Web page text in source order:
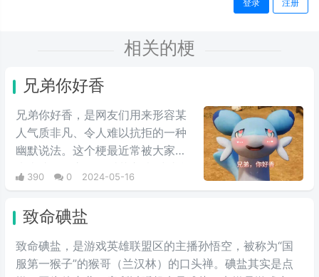
登录 注册
相关的梗
兄弟你好香
兄弟你好香，是网友们用来形容某
人气质非凡、令人难以抗拒的一种
幽默说法。这个梗最近常被大家用
情互动的表情包，此时这个梗已经
初具雏形。而后来随着chikawa的
流行，有网友开始给chikawa配上
390 0 2024-05-16
致命碘盐
致命碘盐，是游戏英雄联盟区的主播孙悟空，被称为“国
服第一猴子”的猴哥（兰汉林）的口头禅。碘盐其实是点